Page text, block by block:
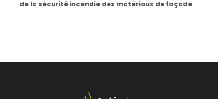
de la sécurité incendie des matériaux de façade